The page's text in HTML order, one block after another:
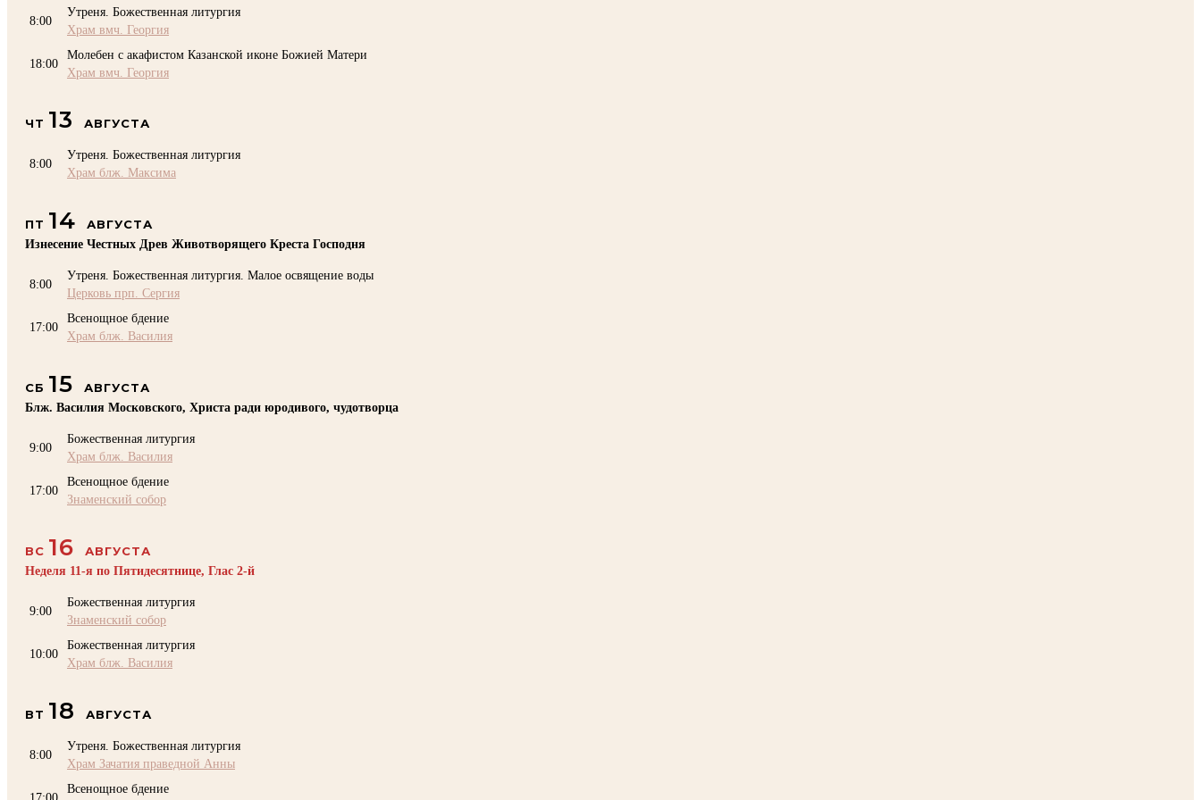
8:00
Утреня. Божественная литургия
Храм вмч. Георгия
18:00
Молебен с акафистом Казанской иконе Божией Матери
Храм вмч. Георгия
ЧТ 13 АВГУСТА
8:00
Утреня. Божественная литургия
Храм блж. Максима
ПТ 14
АВГУСТА
Изнесение Честных Древ Животворящего Креста Господня
8:00
Утреня. Божественная литургия. Малое освящение воды
Церковь прп. Сергия
17:00
Всенощное бдение
Храм блж. Василия
СБ 15
АВГУСТА
Блж. Василия Московского, Христа ради юродивого, чудотворца
9:00
Божественная литургия
Храм блж. Василия
17:00
Всенощное бдение
Знаменский собор
ВС 16
АВГУСТА
Неделя 11-я по Пятидесятнице, Глас 2-й
9:00
Божественная литургия
Знаменский собор
10:00
Божественная литургия
Храм блж. Василия
ВТ 18 АВГУСТА
8:00
Утреня. Божественная литургия
Храм Зачатия праведной Анны
17:00
Всенощное бдение